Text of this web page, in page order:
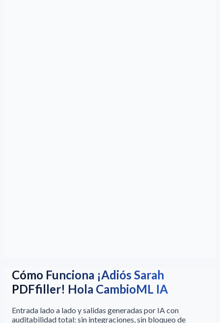
Cómo Funciona ¡Adiós Sarah
PDFfiller! Hola CambioML IA
Entrada lado a lado y salidas generadas por IA con
auditabilidad total: sin integraciones, sin bloqueo de